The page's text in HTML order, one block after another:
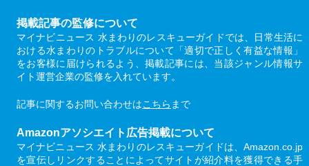
掲載記事の監修について
マイナビニュース 水まわりのレスキューガイドでは、日常生活に
おける水まわりのトラブルについて「適切で正しく有益な情報」
をお客様に届けられるよう、掲載記事には、当該ジャンル情報サ
イト運営企業の監修を入れています。
記事に関するお問い合わせはこちら まで
Amazonアソシエイト広告掲載について
マイナビニュース 水まわりのレスキューガイドは、Amazon.co.jp
を宣伝しリンクすることによってサイトが紹介料を獲得できる手